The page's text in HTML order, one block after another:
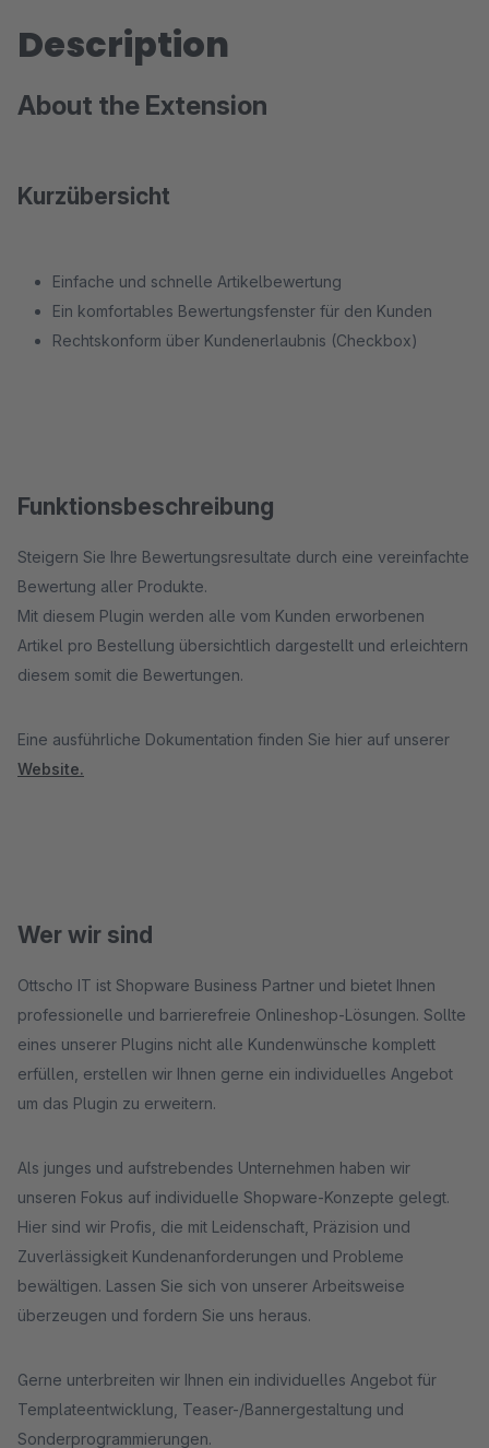
Description
About the Extension
Kurzübersicht
Einfache und schnelle Artikelbewertung
Ein komfortables Bewertungsfenster für den Kunden
Rechtskonform über Kundenerlaubnis (Checkbox)
Funktionsbeschreibung
Steigern Sie Ihre Bewertungsresultate durch eine vereinfachte
Bewertung aller Produkte.
Mit diesem Plugin werden alle vom Kunden erworbenen
Artikel pro Bestellung übersichtlich dargestellt und erleichtern
diesem somit die Bewertungen.
Eine ausführliche Dokumentation finden Sie hier auf unserer
Website.
Wer wir sind
Ottscho IT ist Shopware Business Partner und bietet Ihnen
professionelle und barrierefreie Onlineshop-Lösungen. Sollte
eines unserer Plugins nicht alle Kundenwünsche komplett
erfüllen, erstellen wir Ihnen gerne ein individuelles Angebot
um das Plugin zu erweitern.
Als junges und aufstrebendes Unternehmen haben wir
unseren Fokus auf individuelle Shopware-Konzepte gelegt.
Hier sind wir Profis, die mit Leidenschaft, Präzision und
Zuverlässigkeit Kundenanforderungen und Probleme
bewältigen. Lassen Sie sich von unserer Arbeitsweise
überzeugen und fordern Sie uns heraus.
Gerne unterbreiten wir Ihnen ein individuelles Angebot für
Templateentwicklung, Teaser-/Bannergestaltung und
Sonderprogrammierungen.